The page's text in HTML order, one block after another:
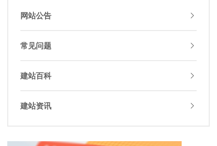
网站公告
常见问题
建站百科
建站资讯